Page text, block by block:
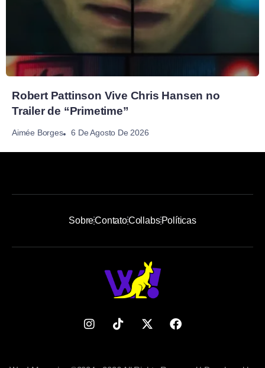
Robert Pattinson Vive Chris Hansen no
Trailer de “Primetime”
Aimée Borges 6 De Agosto De 2026
SobreContatoCollabsPolíticas